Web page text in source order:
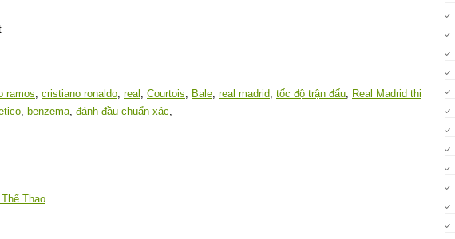
ramos, cristiano ronaldo, real , Courtois, Bale, real madrid, tốc độ trận đấu, Real Madrid thi
, benzema, đánh đầu chuẩn xác,
Thao